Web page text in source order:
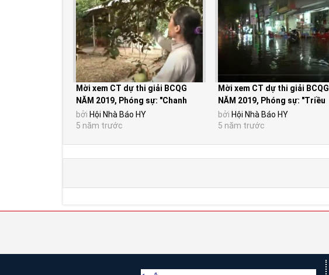
Mời xem CT dự thi giải BCQG
NĂM 2019, Phóng sự: "Chanh
chua cho quả ngọt"...
bởi Hội Nhà Báo HY
5 năm trước
Mời xem CT dự thi giải BCQG
NĂM 2019, Phóng sự: "Triều
cường – Đâu là...
bởi Hội Nhà Báo HY
5 năm trước